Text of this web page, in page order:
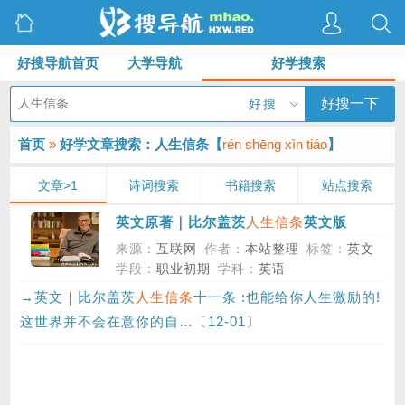
好搜导航首页 大学导航 好学搜索
好搜 好搜一下
首页 » 好学文章搜索：人生信条【rén shēng xìn tiáo】
文章>1 诗词搜索 书籍搜索 站点搜索
英文原著｜比尔盖茨 人生信条英文版
来源： 互联网 作者： 本站整理 标签： 英文
学段： 职业初期 学科： 英语
→英文｜比尔盖茨 人生信条十一条 :也能给你人生激励的!
这世界并不会在意你的自…〔12-01〕